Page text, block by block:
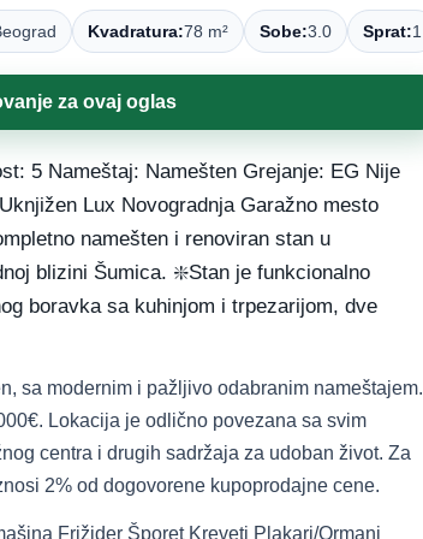
Kvadratura:78 m² Sobe:3.0 Sprat:1
za ovaj oglas
5 Nameštaj: Namešten Grejanje: EG Nije
Lux Novogradnja Garažno mesto
namešten i renoviran stan u
blizini Šumica. ❇️Stan je funkcionalno
boravka sa kuhinjom i trpezarijom, dve
sa modernim i pažljivo odabranim nameštajem.
Lokacija je odlično povezana sa svim
centra i drugih sadržaja za udoban život. Za
2% od dogovorene kupoprodajne cene.
Frižider Šporet Kreveti Plakari/Ormani